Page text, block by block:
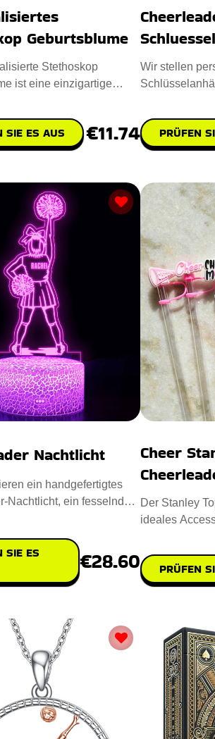
Geburtsblume
Stethoskop
ist eine einzigartige
SIE ES AUS €11.74
Wir stellen
PRÜFEN
Nachtlicht
ein handgefertigtes
Nachtlicht, ein fesselndes
SIE ES
€28.60
Cheer
Der Stanley
ideales
PRÜFEN